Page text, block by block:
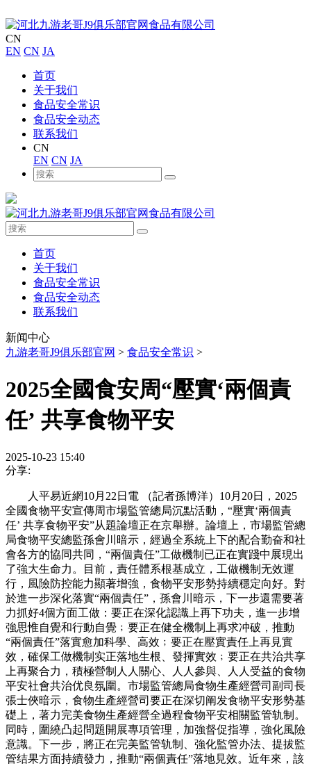
CN
EN CN JA
首页
关于我们
食品安全常识
食品安全动态
联系我们
CN
EN CN JA
首页
关于我们
食品安全常识
食品安全动态
联系我们
新闻中心
九游老哥J9俱乐部官网 > 食品安全常识 >
2025全國食安周“壓實‘兩個責
任’ 共享食物平安
2025-10-23 15:40
分享:
人平易近網10月22日電 （記者孫博洋）10月20日，2025
全國食物平安宣傳周市場監管總局沉點活動，“壓實‘兩個責
任’ 共享食物平安”从題論壇正在京舉辦。論壇上，市場監管總
局食物平安總監孫會川暗示，經過全系統上下的配合勤奋和社
會各方的協同共同，“兩個責任”工做機制已正在實踐中展現出
了強大生命力。目前，責任體系根基成立，工做機制无效運
行，風險防控能力顯著增強，食物平安形勢持續穩定向好。對
於進一步深化落實“兩個責任”，孫會川暗示，下一步還需要著
力抓好4個方面工做：要正在深化認識上再下功夫，進一步增
強思惟自覺和行動自覺﹔要正在健全機制上再求冲破，推動
“兩個責任”落實愈加科學、高效﹔要正在壓實責任上再見實
效，確保工做機制实正落地生根、發揮實效﹔要正在共治共享
上再聚合力，積極營制人人關心、人人參與、人人受益的食物
平安社會共治优良氛圍。市場監管總局食物生產經營司副司長
張士俠暗示，食物生產經營司要正在深切阐发食物平安形勢基
礎上，著力完美食物生產經營全過程食物平安相關監管轨制。
同時，圍繞凸起問題開展專項管理，加強督促指導，強化風險
意識。下一步，將正在完美監管轨制、強化監管办法、提拔監
管结果方面持續發力，推動“兩個責任”落地見效。近年來，該